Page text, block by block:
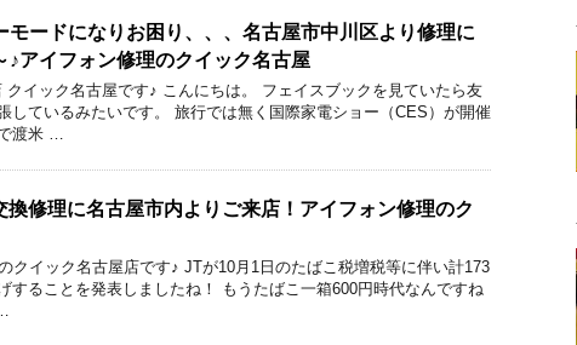
ードになりお困り、、、名古屋市中川区より修理に
♪アイフォン修理のクイック名古屋
クイック名古屋です♪ こんにちは。 フェイスブックを見ていたら友
しているみたいです。 旅行では無く国際家電ショー（CES）が開催
渡米 …
修理に名古屋市内よりご来店！アイフォン修理のク
クイック名古屋店です♪ JTが10月1日のたばこ税増税等に伴い計173
することを発表しましたね！ もうたばこ一箱600円時代なんですね